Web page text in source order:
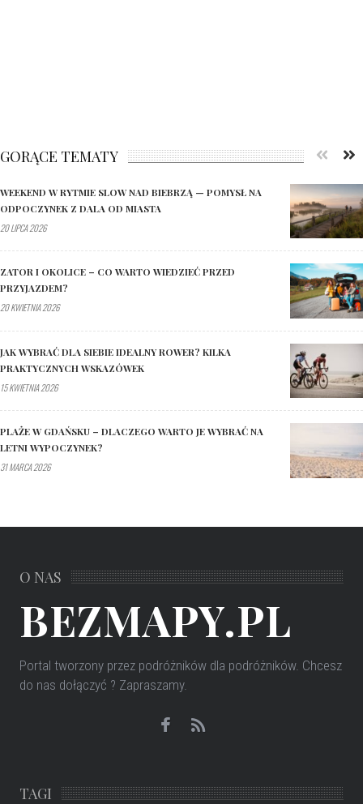
GORĄCE TEMATY
WEEKEND W RYTMIE SLOW NAD BIEBRZĄ — POMYSŁ NA
ODPOCZYNEK Z DALA OD MIASTA
20 LIPCA 2026
ZATOR I OKOLICE – CO WARTO WIEDZIEĆ PRZED
PRZYJAZDEM?
20 KWIETNIA 2026
JAK WYBRAĆ DLA SIEBIE IDEALNY ROWER? KILKA
PRAKTYCZNYCH WSKAZÓWEK
15 KWIETNIA 2026
PLAŻE W GDAŃSKU – DLACZEGO WARTO JE WYBRAĆ NA
LETNI WYPOCZYNEK?
31 MARCA 2026
O NAS
BEZMAPY.PL
Portal tworzony przez podróżników dla podróżników. Chcesz
do nas dołączyć ? Zapraszamy.
TAGI